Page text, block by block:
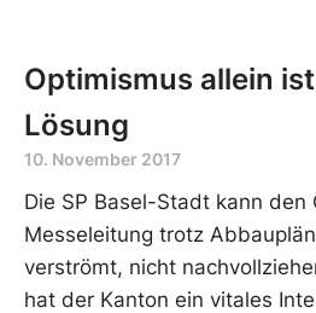
Optimismus allein
Lösung
10. November 2017
Die SP Basel-Stadt kann den
Messeleitung trotz
verströmt, nicht
hat der Kanton ein vitales